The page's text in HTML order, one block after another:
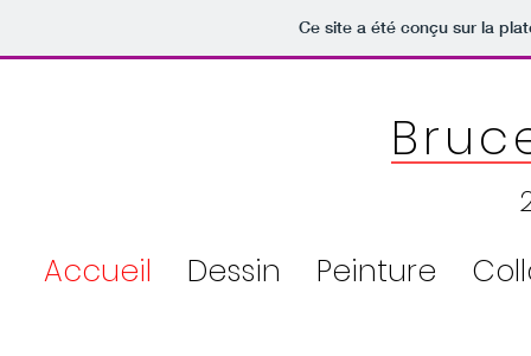
Ce site a été conçu sur la
Accueil Dessin Peinture